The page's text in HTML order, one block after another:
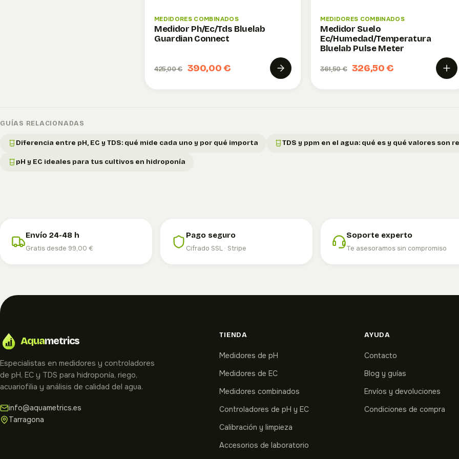
MEDIDORES COMBINADOS
Medidor Ph/Ec/Tds Bluelab
Guardian Connect
425,00 € 390,00 €
MEDIDORES COMBINADOS
Medidor Suelo
Ec/Humedad/Temperatura
Bluelab Pulse Meter
361,50 € 326,50 €
GUÍAS RELACIONADAS
Diferencia entre pH, EC y TDS: qué mide cada uno y por qué importa TDS y ppm en el agua: qué es y qué valores son
pH y EC ideales para tus cultivos en hidroponía
Envío 24-48 h
Gratis desde 99,00 €
Pago seguro
Cifrado SSL · Stripe
Soporte experto
Te asesoramos sin compromiso
Aquametrics
Especialistas en medidores y controladores
de pH, EC y TDS para hidroponía, riego,
acuariofilia y análisis de calidad del agua.
info@aquametrics.es
Tarragona
TIENDA
Medidores de pH
Medidores de EC
Medidores combinados
Controladores de pH y EC
Calibración y limpieza
Accesorios de laboratorio
AYUDA
Contacto
Blog y guías
Envíos y devoluciones
Condiciones de compra